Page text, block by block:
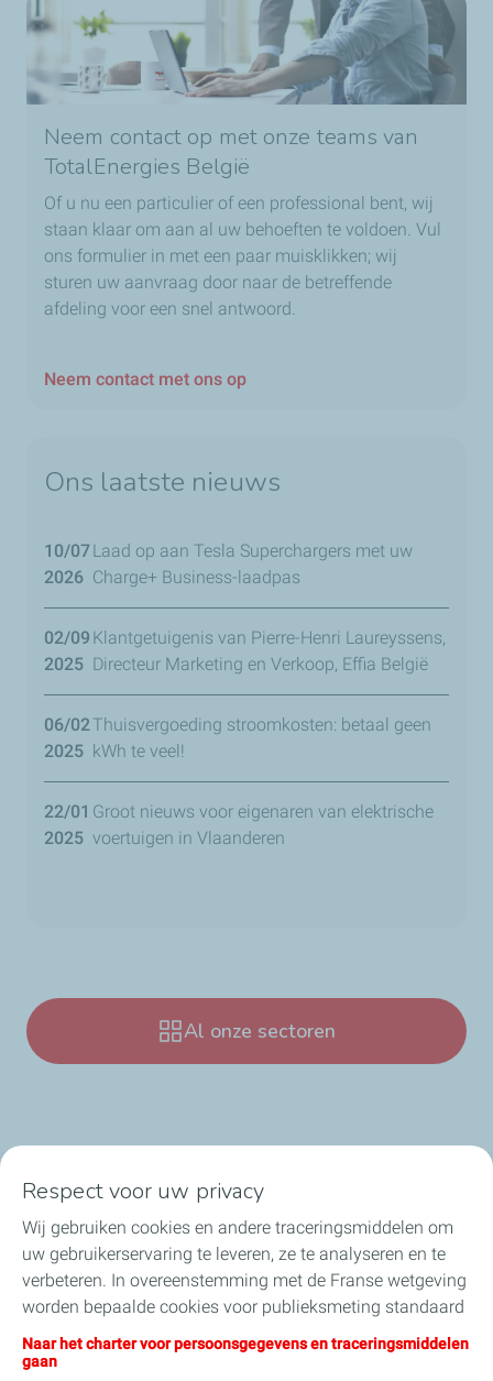
Neem contact op met onze teams van
TotalEnergies België
Of u nu een particulier of een professional bent, wij
staan klaar om aan al uw behoeften te voldoen. Vul
ons formulier in met een paar muisklikken; wij
sturen uw aanvraag door naar de betreffende
afdeling voor een snel antwoord.
Neem contact met ons op
Ons laatste nieuws
10/07
2026
Laad op aan Tesla Superchargers met uw
Charge+ Business-laadpas
02/09
2025
Klantgetuigenis van Pierre-Henri Laureyssens,
Directeur Marketing en Verkoop, Effia België
06/02
2025
Thuisvergoeding stroomkosten: betaal geen
kWh te veel!
22/01
2025
Groot nieuws voor eigenaren van elektrische
voertuigen in Vlaanderen
Al onze sectoren
Onze sectoren in België
Onze producten in België
Nuttige links
Onze online verkoopsites
Respect voor uw privacy
Wij gebruiken cookies en andere traceringsmiddelen om
uw gebruikerservaring te leveren, ze te analyseren en te
verbeteren. In overeenstemming met de Franse wetgeving
worden bepaalde cookies voor publieksmeting standaard
geïnstalleerd. U kunt uw cookie-instellingen op elk
moment wijzigen door op de knop “Mijn cookies beheren”
Naar het charter voor persoonsgegevens en traceringsmiddelen
gaan